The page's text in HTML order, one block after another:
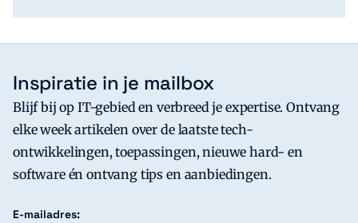
Inspiratie in je mailbox
Blijf bij op IT-gebied en verbreed je expertise. Ontvang
elke week artikelen over de laatste tech-
ontwikkelingen, toepassingen, nieuwe hard- en
software én ontvang tips en aanbiedingen.
E-mailadres: